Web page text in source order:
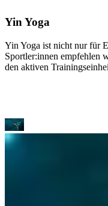
Yin Yoga
Yin Yoga ist nicht nur für
Sportler:innen empfehlen
den aktiven